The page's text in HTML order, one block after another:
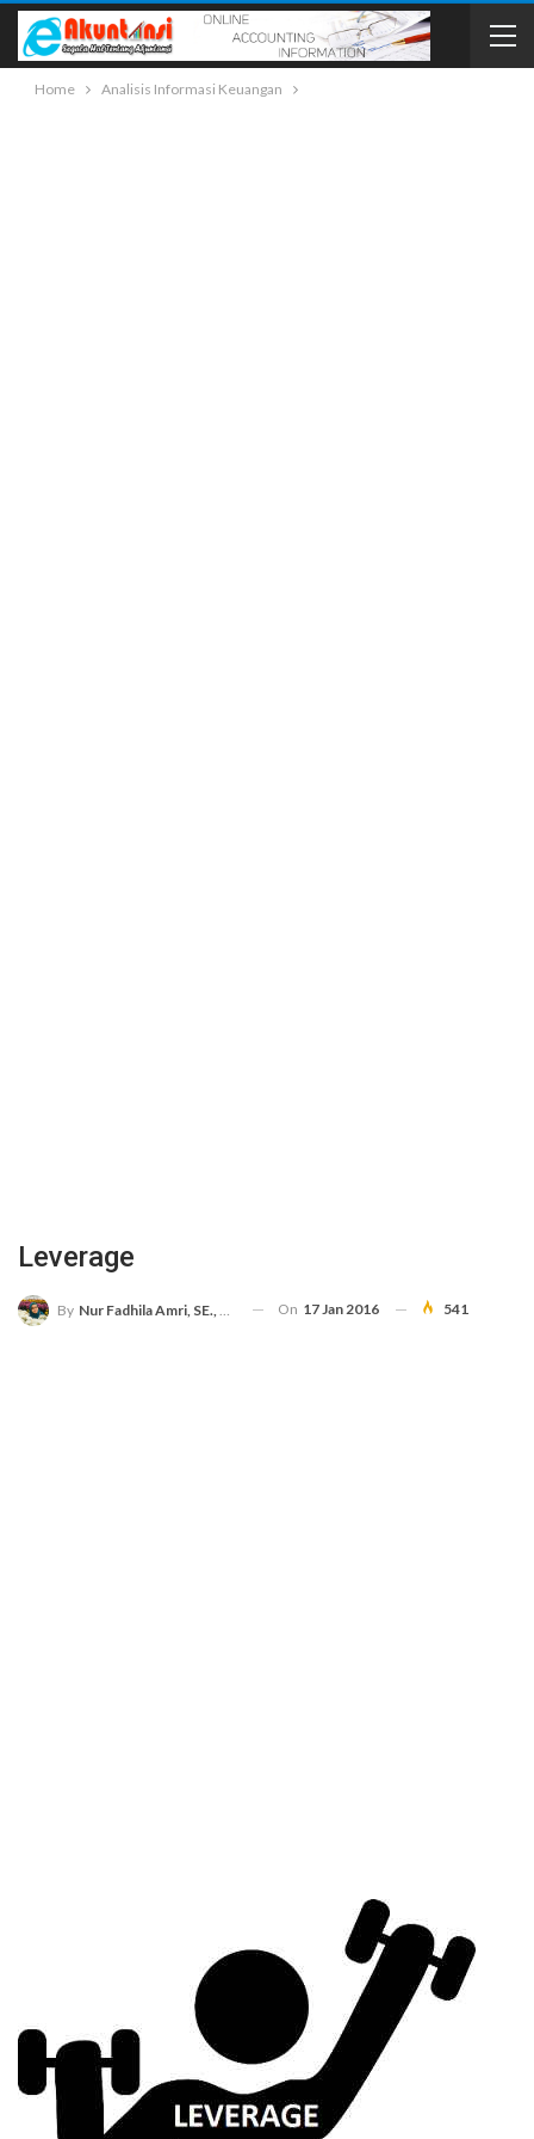
Home Analisis Informasi Keuangan
Leverage
By Nur Fadhila Amri, SE., Ak., M.Si On 17 Jan 2016 541